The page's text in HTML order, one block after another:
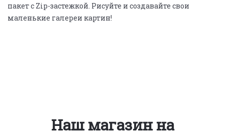
пакет с Zip-застежкой. Рисуйте и создавайте свои
маленькие галереи картин!
Наш магазин на